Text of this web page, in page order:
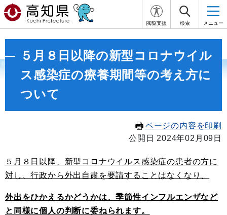
閲覧支援 検索 メニュー
５月８日以降の新型コロナウイル
ス感染症の療養期間等の考え方に
ついて
ページの内容を印刷
公開日 2024年02月09日
５月８日以降、新型コロナウイルス感染症の患者の方に
対し、行政から外出自粛を要請することはなくなり、
外出をひかえるかどうかは、季節性インフルエンザなど
と同様に個人の判断に委ねられます。